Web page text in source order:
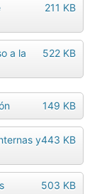
211 KB
522 KB
a la
149 KB
443 KB
y
503 KB